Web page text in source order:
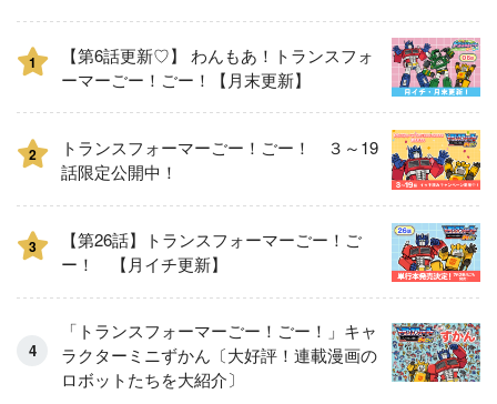
1
【第6話更新♡】 わんもあ！トランスフォ
ーマーごー！ごー！【月末更新】
2
トランスフォーマーごー！ごー！ ３～19
話限定公開中！
3
【第26話】トランスフォーマーごー！ご
ー！ 【月イチ更新】
「トランスフォーマーごー！ごー！」キャ
ラクターミニずかん〔大好評！連載漫画の
ロボットたちを大紹介〕